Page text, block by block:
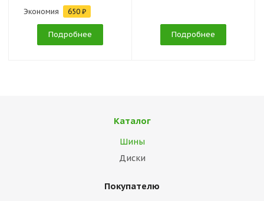
Экономия 650 ₽
Подробнее Подробнее
Каталог
Шины
Диски
Покупателю